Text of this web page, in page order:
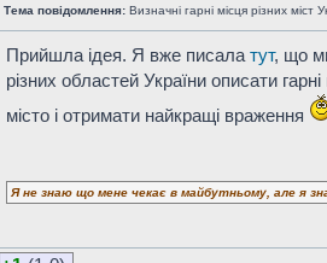
Тема повідомлення: Визначні гарні місця різних міст
Прийшла ідея. Я вже писала тут, що
різних областей України описати
місто і отримати найкращі враження
Я не знаю що мене чекає в майбутньому, але я